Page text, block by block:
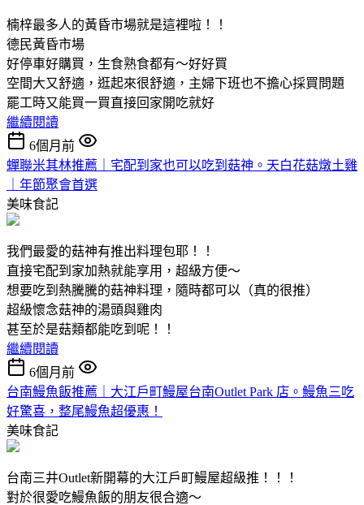
楠梓最多人的黃昏市場就是這裡啦！！
德民黃昏市場
好停車好購買，生食熟食都有～好好買
空間大又舒適，逛起來很舒適，主婦下班也不擔心採買問題
罷工時又能買一買直接回家開吃就好
繼續閱讀
6個月前
蟬聯米其林推薦｜宅配到家也可以吃到菇神。天白花菇燉土雞
｜年節聚會首選
美味食記
我們最愛的菇神有推出料理包耶！！
直接宅配到家加熱就能享用，超級方便～
想要吃到熱騰騰的菇神料理，隨時都可以（真的很推）
超級懷念菇神的湯頭與雞肉
甚至於是菇類都能吃到呢！！
繼續閱讀
6個月前
台南鰻魚飯推薦｜大江戶町鰻屋台南Outlet Park 店。鰻魚三吃
好驚喜，整尾鰻魚超優惠！
美味食記
台南三井Outlet新開幕的大江戶町鰻屋超級推！！！
對於很愛吃鰻魚飯的朋友很合適～